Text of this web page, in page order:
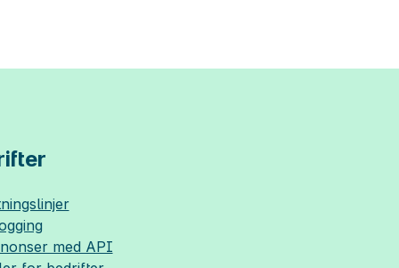
med API